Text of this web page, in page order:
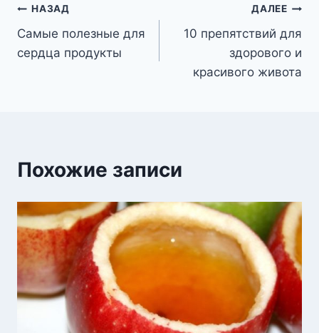
Навигация
по
НАЗАД
Cамые полезные для
сердца продукты
ДАЛЕЕ
10 препятствий для
здорового и
красивого живота
Похожие записи